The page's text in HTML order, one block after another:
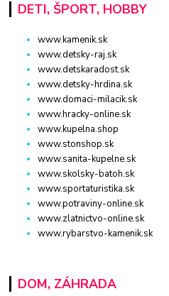
DETI, ŠPORT, HOBBY
www.kamenik.sk
www.detsky-raj.sk
www.detskaradost.sk
www.detsky-hrdina.sk
www.domaci-milacik.sk
www.hracky-online.sk
www.kupelna.shop
www.stonshop.sk
www.sanita-kupelne.sk
www.skolsky-batoh.sk
www.sportaturistika.sk
www.potraviny-online.sk
www.zlatnictvo-online.sk
www.rybarstvo-kamenik.sk
DOM, ZÁHRADA